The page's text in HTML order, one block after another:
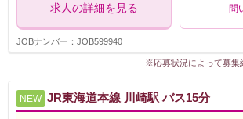
求人の詳細を見る 問
JOBナンバー：JOB599940
※応募状況によって募集
NEW JR東海道本線 川崎駅 バス15分